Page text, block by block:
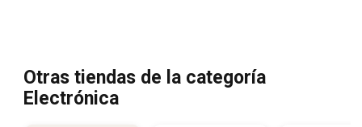
Otras tiendas de la categoría
Electrónica